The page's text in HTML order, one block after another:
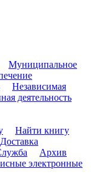
Муниципальное
Независимая
деятельность
Найти книгу
Архив
электронные